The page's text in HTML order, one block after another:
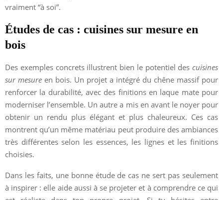
vraiment “à soi”.
Études de cas : cuisines sur mesure en
bois
Des exemples concrets illustrent bien le potentiel des cuisines
sur mesure en bois. Un projet a intégré du chêne massif pour
renforcer la durabilité, avec des finitions en laque mate pour
moderniser l’ensemble. Un autre a mis en avant le noyer pour
obtenir un rendu plus élégant et plus chaleureux. Ces cas
montrent qu’un même matériau peut produire des ambiances
très différentes selon les essences, les lignes et les finitions
choisies.
Dans les faits, une bonne étude de cas ne sert pas seulement
à inspirer : elle aide aussi à se projeter et à comprendre ce qui